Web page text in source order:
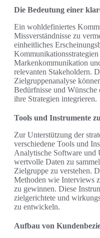
Die Bedeutung einer
Ein wohldefiniertes
Missverständnisse zu
einheitliches
Markenkommunikation
relevanten Stakeholdern.
Zielgruppenanalyse
Bedürfnisse und
ihre Strategien integrieren.
Tools und Instrumente
Zur Unterstützung der
verschiedene Tools und
Analytische Software und
wertvolle Daten zu
Zielgruppe zu verstehen.
Methoden wie Interviews
zu gewinnen. Diese
zielgerichtete und
zu entwickeln.
Aufbau von